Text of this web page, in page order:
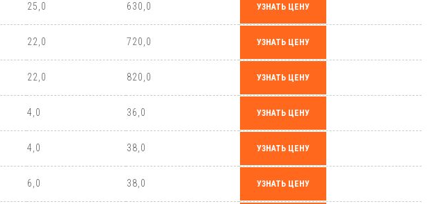
25,0 630,0 УЗНАТЬ ЦЕНУ
22,0 720,0 УЗНАТЬ ЦЕНУ
22,0 820,0 УЗНАТЬ ЦЕНУ
4,0 36,0 УЗНАТЬ ЦЕНУ
4,0 38,0 УЗНАТЬ ЦЕНУ
6,0 38,0 УЗНАТЬ ЦЕНУ